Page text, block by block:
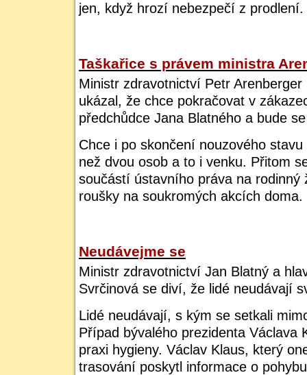
jen, když hrozí nebezpečí z prodlení.
Taškařice s právem ministra
Ministr zdravotnictví Petr
ukázal, že chce pokračovat v
předchůdce Jana Blatného a bude
Chce i po skončení nouzového
než dvou osob a to i venku. Přitom
součástí ústavního práva na rodinný
roušky na soukromých akcích
Neudávejme se
Ministr zdravotnictví Jan Blatný a
Svrčinová se diví, že lidé neudávají
Lidé neudávají, s kým se setkali
Případ bývalého prezidenta Václava
praxi hygieny. Václav Klaus, který
trasování poskytl informace o